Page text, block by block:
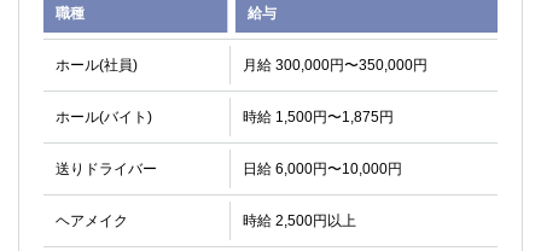
職種 給与
ホール(社員) 月給 300,000円〜350,000円
ホール(バイト) 時給 1,500円〜1,875円
送りドライバー 日給 6,000円〜10,000円
ヘアメイク 時給 2,500円以上
三軒茶屋（南口）
①歌舞伎町 ②新宿 ③新宿三丁目 ④西
蒲田(西口)
清瀬（南口）
①東武練馬 ②成増・板橋 ③大山 ②池袋
池袋東口
金町
大井町
竹ノ塚
三鷹